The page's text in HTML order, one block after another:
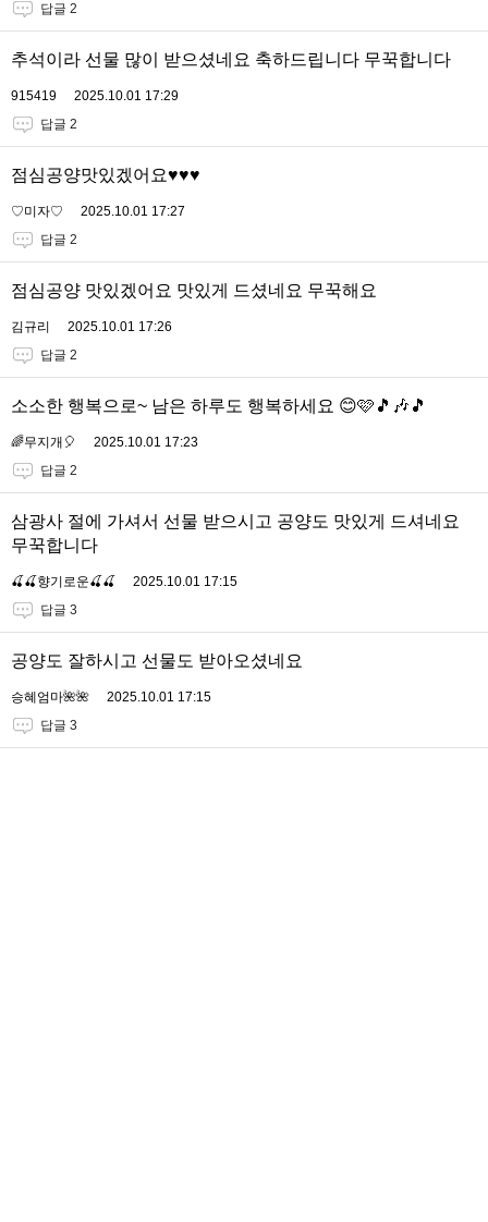
답글 2
추석이라 선물 많이 받으셨네요 축하드립니다 무꾹합니다
915419
2025.10.01 17:29
답글 2
점심공양맛있겠어요♥️♥️♥️
♡미자♡
2025.10.01 17:27
답글 2
점심공양 맛있겠어요 맛있게 드셨네요 무꾹해요
김규리
2025.10.01 17:26
답글 2
소소한 행복으로~ 남은 하루도 행복하세요 😊🩷🎵🎶🎵
🌈무지개🎈
2025.10.01 17:23
답글 2
삼광사 절에 가셔서 선물 받으시고 공양도 맛있게 드셔네요
무꾹합니다
🍒🍒향기로운🍒🍒
2025.10.01 17:15
답글 3
공양도 잘하시고 선물도 받아오셨네요
승혜엄마🌺🌺
2025.10.01 17:15
답글 3